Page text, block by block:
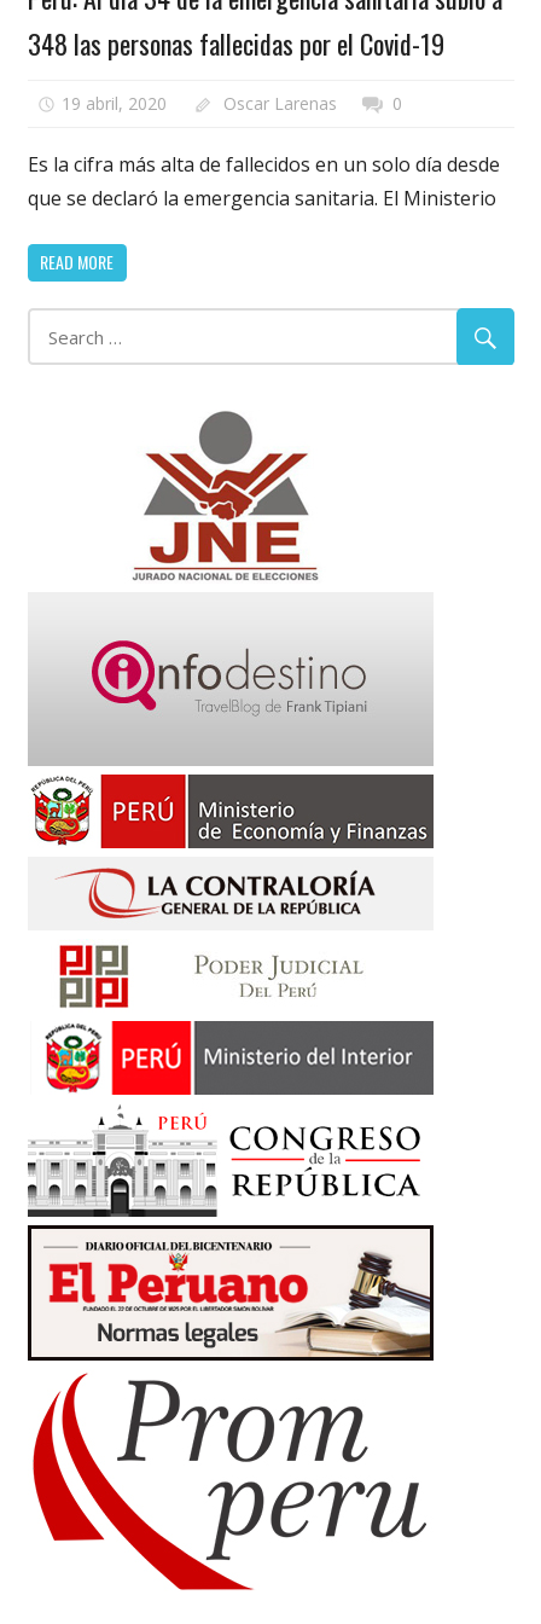
348 las personas fallecidas por el Covid-19
19 abril, 2020 Oscar Larenas 0
Es la cifra más alta de fallecidos en un solo día desde
que se declaró la emergencia sanitaria. El Ministerio
READ MORE